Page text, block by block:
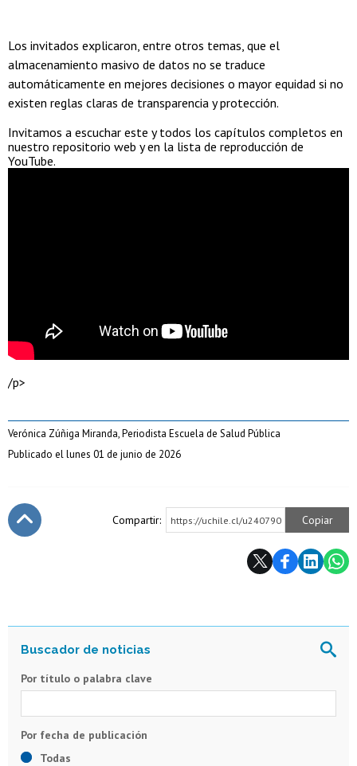
Los invitados explicaron, entre otros temas, que el
almacenamiento masivo de datos no se traduce
automáticamente en mejores decisiones o mayor equidad si no
existen reglas claras de transparencia y protección.
Invitamos a escuchar este y todos los capítulos completos en
nuestro repositorio web y en la lista de reproducción de
YouTube.
/p>
Verónica Zúñiga Miranda, Periodista Escuela de Salud Pública
Publicado el lunes 01 de junio de 2026
Compartir: https://uchile.cl/u240790 Copiar
Por título o palabra clave
Todas